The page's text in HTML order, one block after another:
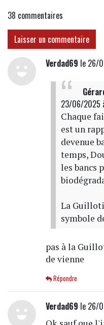
38 commentaires
Laisser un commentaire
Verdad69 le 26/
23/06/2025
Chaque
est un
devenue
temps,
les bancs
La
symbole
pas à la
de vienne
Répondre
Verdad69 le 26/